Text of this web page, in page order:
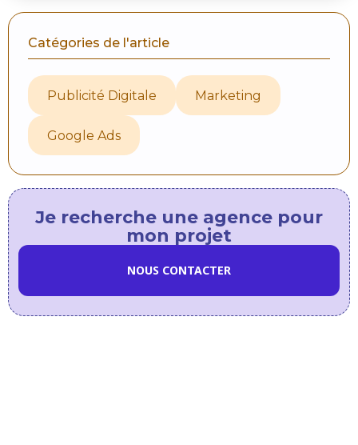
Catégories de l'article
Publicité Digitale Marketing
Google Ads
Je recherche une agence pour
mon projet
NOUS CONTACTER